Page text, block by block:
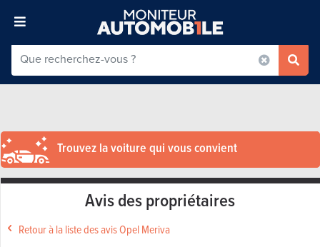
Trouvez la voiture qui vous convient
Avis des propriétaires
Retour à la liste des avis Opel Meriva